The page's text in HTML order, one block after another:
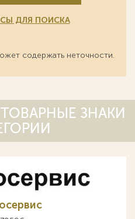
ДЛЯ ПОИСКА
содержать неточности.
ЗНАКИ